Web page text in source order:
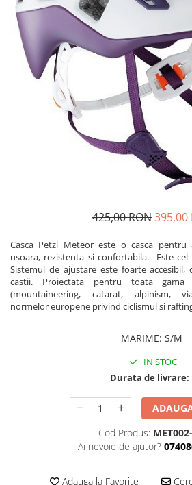
Slackline
Accesorii
Copii
Espadrile
Lopeti de zapada / avalansa
Caciuli
Jachete
Sosete
Bandane
Imbracaminte de corp
Jachete copii
425,00 RON395,00
Casca Petzl Meteor este o casca pentru
usoara, rezistenta si confortabila. Este
Sistemul de ajustare este foarte
castii. Proiectata pentru toata
(mountaineering, catarat, alpinism,
normelor europene privind ciclismul si
MARIME: S/M
IN STOC
Durata de livrare:
Cod Produs:
Ai nevoie de ajutor?
Adauga la Favorite